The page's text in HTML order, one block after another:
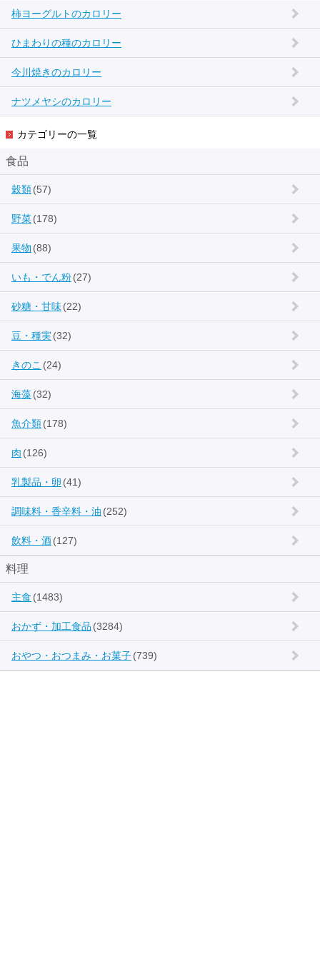
柿ヨーグルトのカロリー
ひまわりの種のカロリー
今川焼きのカロリー
ナツメヤシのカロリー
カテゴリーの一覧
食品
穀類(57)
野菜(178)
果物 (88)
いも・でん粉(27)
砂糖・甘味(22)
豆・種実(32)
きのこ (24)
海藻(32)
魚介類(178)
肉 (126)
乳製品・卵 (41)
調味料・香辛料・油 (252)
飲料・酒(127)
料理
主食 (1483)
おかず・加工食品 (3284)
おやつ・おつまみ・お菓子(739)